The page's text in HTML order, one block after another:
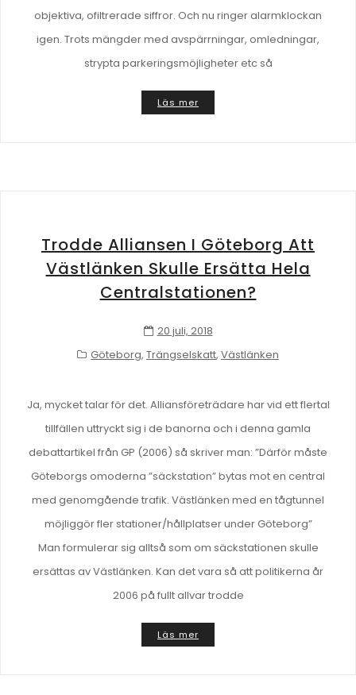
objektiva, ofiltrerade siffror. Och nu ringer alarmklockan
igen. Trots mängder med avspärrningar, omledningar,
strypta parkeringsmöjligheter etc så
Läs mer
Trodde Alliansen I Göteborg Att
Västlänken Skulle Ersätta Hela
Centralstationen?
20 juli, 2018
Göteborg, Trängselskatt, Västlänken
Ja, mycket talar för det. Alliansföreträdare har vid ett flertal
tillfällen uttryckt sig i de banorna och i denna gamla
debattartikel från GP (2006) så skriver man: ”Därför måste
Göteborgs omoderna ”säckstation” bytas mot en central
med genomgående trafik. Västlänken med en tågtunnel
möjliggör fler stationer/hållplatser under Göteborg”
Man formulerar sig alltså som om säckstationen skulle
ersättas av Västlänken. Kan det vara så att politikerna år
2006 på fullt allvar trodde
Läs mer